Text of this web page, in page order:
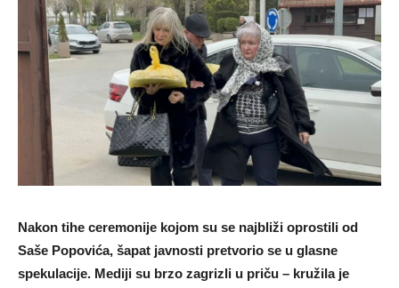
Nakon tihe ceremonije kojom su se najbliži oprostili od
Saše Popovića, šapat javnosti pretvorio se u glasne
spekulacije. Mediji su brzo zagrizli u priču – kružila je